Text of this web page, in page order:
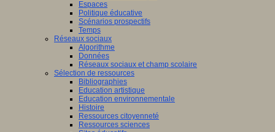
Espaces
Politique éducative
Scénarios prospectifs
Temps
Réseaux sociaux
Algorithme
Données
Réseaux sociaux et champ scolaire
Sélection de ressources
Bibliographies
Education artistique
Education environnementale
Histoire
Ressources citoyenneté
Ressources sciences